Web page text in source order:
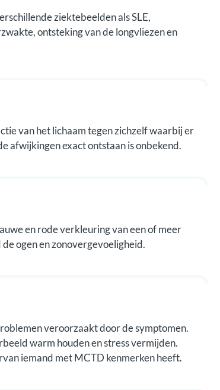
ziektebeelden als SLE,
ontsteking van de longvliezen en
van het lichaam tegen zichzelf waarbij er
afwijkingen exact ontstaan is onbekend.
en rode verkleuring van een of meer
ogen en zonovergevoeligheid.
veroorzaakt door de symptomen.
warm houden en stress vermijden.
iemand met MCTD kenmerken heeft.